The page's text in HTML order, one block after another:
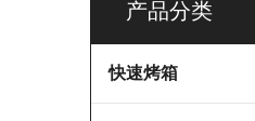
产品分类
快速烤箱